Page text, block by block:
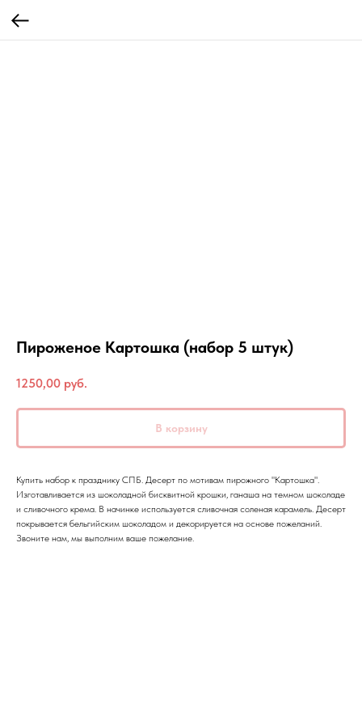
Пироженое Картошка (набор 5 штук)
1250,00 руб.
В корзину
Купить набор к празднику СПБ. Десерт по мотивам пирожного "Картошка".
Изготавливается из шоколадной бисквитной крошки, ганаша на темном шоколаде
и сливочного крема. В начинке используется сливочная соленая карамель. Десерт
покрывается бельгийским шоколадом и декорируется на основе пожеланий.
Звоните нам, мы выполним ваше пожелание.